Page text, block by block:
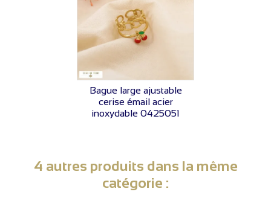
VOIR LE PRIX
Bague large ajustable
cerise émail acier
inoxydable 0425051
4 autres produits dans la même
catégorie :